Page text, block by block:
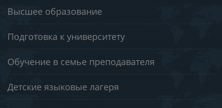
Высшее образование
Подготовка к университету
Обучение в семье преподавателя
Детские языковые лагеря